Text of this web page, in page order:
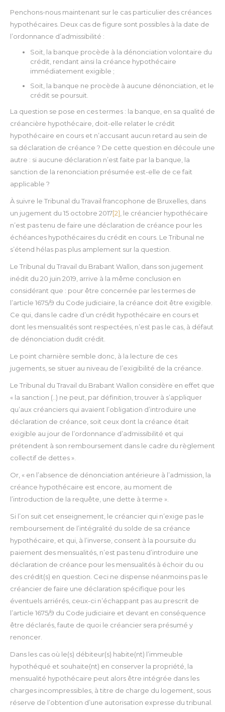
Penchons-nous maintenant sur le cas particulier des créances
hypothécaires. Deux cas de figure sont possibles à la date de
l’ordonnance d’admissibilité :
Soit, la banque procède à la dénonciation volontaire du
crédit, rendant ainsi la créance hypothécaire
immédiatement exigible ;
Soit, la banque ne procède à aucune dénonciation, et le
crédit se poursuit.
La question se pose en ces termes : la banque, en sa qualité de
créancière hypothécaire, doit-elle relater le crédit
hypothécaire en cours et n’accusant aucun retard au sein de
sa déclaration de créance ? De cette question en découle une
autre : si aucune déclaration n’est faite par la banque, la
sanction de la renonciation présumée est-elle de ce fait
applicable ?
À suivre le Tribunal du Travail francophone de Bruxelles, dans
un jugement du 15 octobre 2017[2], le créancier hypothécaire
n’est pas tenu de faire une déclaration de créance pour les
échéances hypothécaires du crédit en cours. Le Tribunal ne
s’étend hélas pas plus amplement sur la question.
Le Tribunal du Travail du Brabant Wallon, dans son jugement
inédit du 20 juin 2019, arrive à la même conclusion en
considérant que : pour être concernée par les termes de
l’article 1675/9 du Code judiciaire, la créance doit être exigible.
Ce qui, dans le cadre d’un crédit hypothécaire en cours et
dont les mensualités sont respectées, n’est pas le cas, à défaut
de dénonciation dudit crédit.
Le point charnière semble donc, à la lecture de ces
jugements, se situer au niveau de l’exigibilité de la créance.
Le Tribunal du Travail du Brabant Wallon considère en effet que
« la sanction (..) ne peut, par définition, trouver à s’appliquer
qu’aux créanciers qui avaient l’obligation d’introduire une
déclaration de créance, soit ceux dont la créance était
exigible au jour de l’ordonnance d’admissibilité et qui
prétendent à son remboursement dans le cadre du règlement
collectif de dettes ».
Or, « en l’absence de dénonciation antérieure à l’admission, la
créance hypothécaire est encore, au moment de
l’introduction de la requête, une dette à terme ».
Si l’on suit cet enseignement, le créancier qui n’exige pas le
remboursement de l’intégralité du solde de sa créance
hypothécaire, et qui, à l’inverse, consent à la poursuite du
paiement des mensualités, n’est pas tenu d’introduire une
déclaration de créance pour les mensualités à échoir du ou
des crédit(s) en question. Ceci ne dispense néanmoins pas le
créancier de faire une déclaration spécifique pour les
éventuels arriérés, ceux-ci n’échappant pas au prescrit de
l’article 1675/9 du Code judiciaire et devant en conséquence
être déclarés, faute de quoi le créancier sera présumé y
renoncer.
Dans les cas où le(s) débiteur(s) habite(nt) l’immeuble
hypothéqué et souhaite(nt) en conserver la propriété, la
mensualité hypothécaire peut alors être intégrée dans les
charges incompressibles, à titre de charge du logement, sous
réserve de l’obtention d’une autorisation expresse du tribunal.